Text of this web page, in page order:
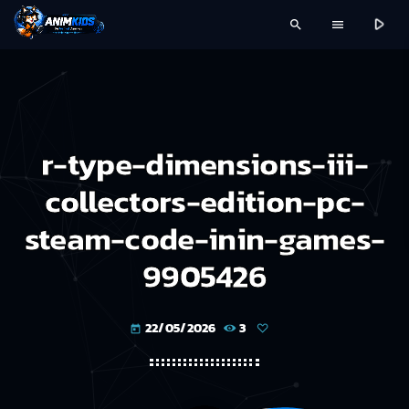
search menu play_arrow
r-type-dimensions-iii-
collectors-edition-pc-
steam-code-inin-games-
9905426
today 22/05/2026 3